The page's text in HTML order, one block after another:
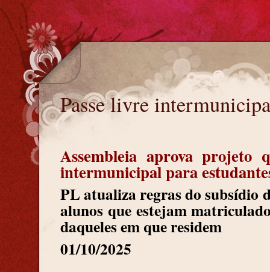
Passe livre
Assembleia aprova projeto
intermunicipal para
PL atualiza regras do subsídio
alunos que estejam
daqueles em que residem
01/10/2025